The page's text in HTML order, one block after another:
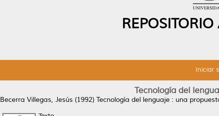
Iniciar
Tecnología del
Becerra Villegas, Jesús (1992) Tecnología del lenguaje : una